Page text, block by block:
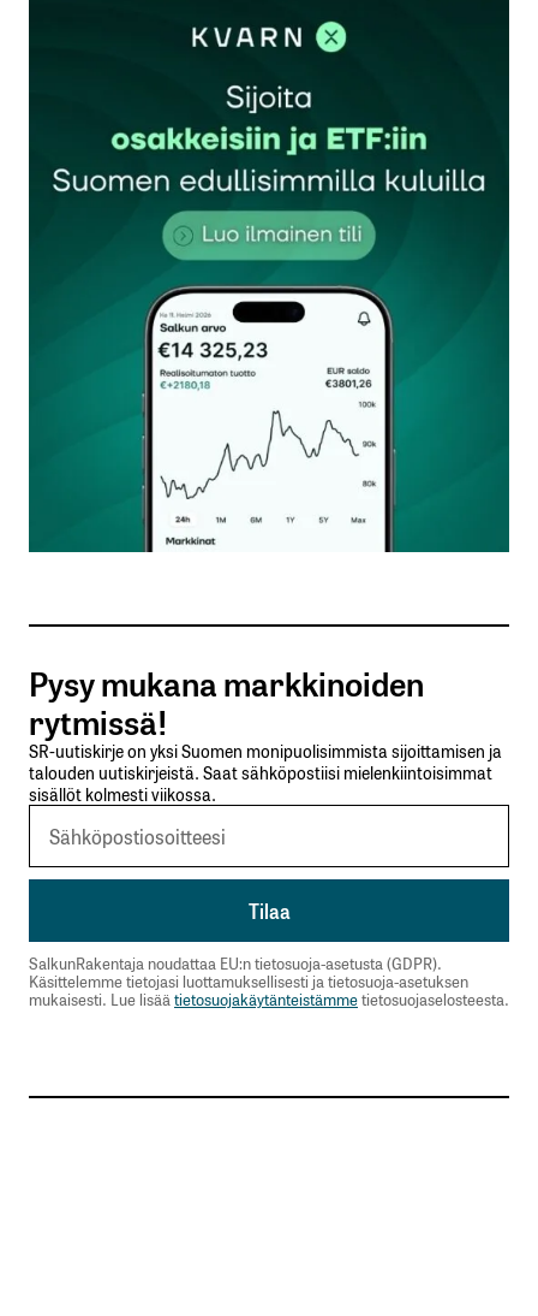
rekisteröityä
Sähköpostiosoitettasi ei julkaista.Pakolliset
kentät on merkitty*
Kommentti*
Nimesi tai nimimerkkisi
Sähköpostiosoitteesi
Tilaa SalkunRakentajan uutiskirje
Lähetä kommentti
Pysy mukana markkinoiden
rytmissä!
SR-uutiskirje on yksi Suomen monipuolisimmista sijoittamisen ja
talouden uutiskirjeistä. Saat sähköpostiisi mielenkiintoisimmat
sisällöt kolmesti viikossa.
SalkunRakentaja noudattaa EU:n tietosuoja-asetusta (GDPR).
Käsittelemme tietojasi luottamuksellisesti ja tietosuoja-asetuksen
mukaisesti. Lue lisää tietosuojakäytänteistämmetietosuojaselosteesta.